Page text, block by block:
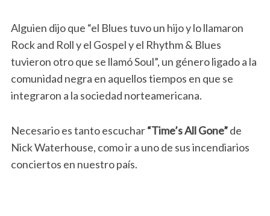
Alguien dijo que “el Blues tuvo un hijo y lo llamaron
Rock and Roll y el Gospel y el Rhythm & Blues
tuvieron otro que se llamó Soul”, un género ligado a la
comunidad negra en aquellos tiempos en que se
integraron a la sociedad norteamericana.
Necesario es tanto escuchar“Time’s All Gone”de
Nick Waterhouse, como ir a uno de sus incendiarios
conciertos en nuestro país.